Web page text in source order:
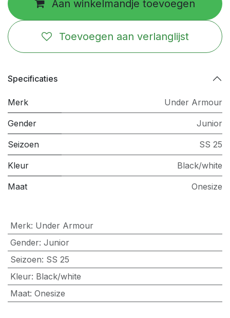
Aan winkelmandje toevoegen
Toevoegen aan verlanglijst
Specificaties
Merk Under Armour
Gender Junior
Seizoen SS 25
Kleur Black/white
Maat Onesize
Merk: Under Armour
Gender: Junior
Seizoen: SS 25
Kleur: Black/white
Maat: Onesize